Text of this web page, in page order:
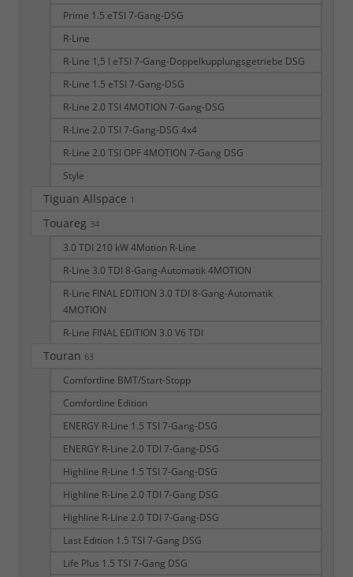
Prime 1.5 eTSI 7-Gang-DSG
R-Line
R-Line 1,5 l eTSI 7-Gang-Doppelkupplungsgetriebe DSG
R-Line 1.5 eTSI 7-Gang-DSG
R-Line 2.0 TSI 4MOTION 7-Gang-DSG
R-Line 2.0 TSI 7-Gang-DSG 4x4
R-Line 2.0 TSI OPF 4MOTION 7-Gang DSG
Style
Tiguan Allspace 1
Touareg 34
3.0 TDI 210 kW 4Motion R-Line
R-Line 3.0 TDI 8-Gang-Automatik 4MOTION
R-Line FINAL EDITION 3.0 TDI 8-Gang-Automatik
4MOTION
R-Line FINAL EDITION 3.0 V6 TDI
Touran 63
Comfortline BMT/Start-Stopp
Comfortline Edition
ENERGY R-Line 1.5 TSI 7-Gang-DSG
ENERGY R-Line 2.0 TDI 7-Gang-DSG
Highline R-Line 1.5 TSI 7-Gang-DSG
Highline R-Line 2.0 TDI 7-Gang DSG
Highline R-Line 2.0 TDI 7-Gang-DSG
Last Edition 1.5 TSI 7-Gang DSG
Life Plus 1.5 TSI 7-Gang DSG